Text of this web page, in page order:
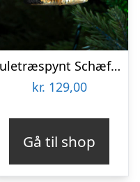
Juletræspynt Schæfer
kr. 129,00
Gå til shop